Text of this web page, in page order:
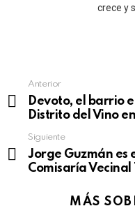
crece y
more
Anterior
Devoto, el barrio
Distrito del Vino
Siguiente
Jorge Guzmán es
Comisaría Vecinal
MÁS